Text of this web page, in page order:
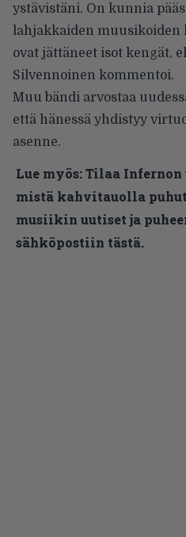
ystävistäni. On kunnia
lahjakkaiden muusikoiden
ovat jättäneet isot kengät,
Silvennoinen kommentoi.
Muu bändi arvostaa
että hänessä yhdistyy
asenne.
Lue myös:Tilaa
mistä kahvitauolla
musiikin uutiset ja
sähköpostiin tästä.